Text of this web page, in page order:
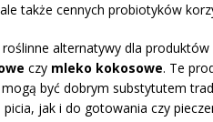
także cennych probiotyków
alternatywy dla
czy mleko kokosowe. Te
być dobrym substytutem
jak i do gotowania czy